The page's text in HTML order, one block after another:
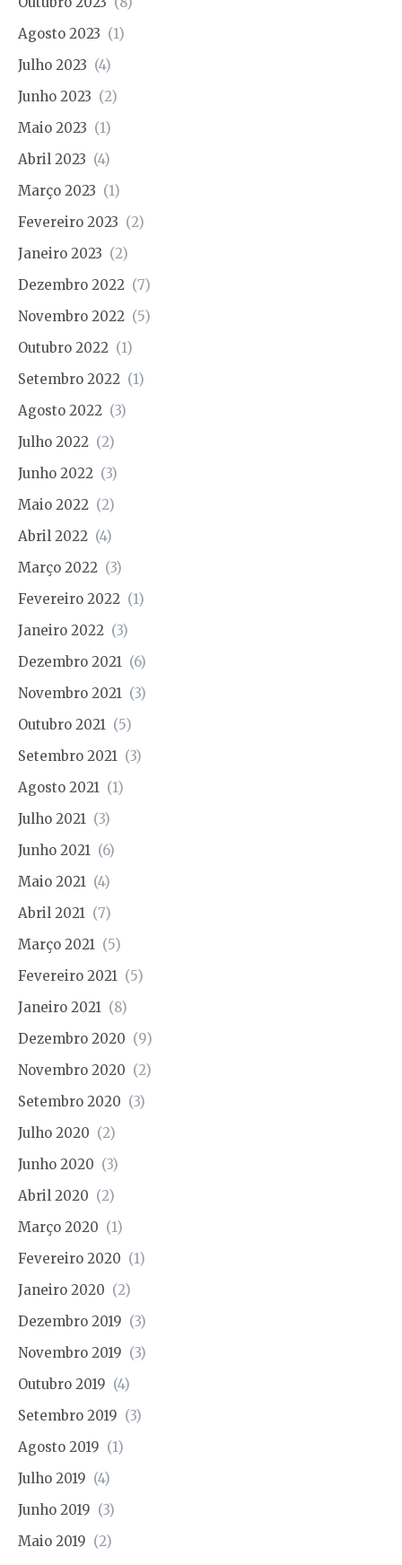
Agosto 2023 (1)
Julho 2023 (4)
Junho 2023 (2)
Maio 2023 (1)
Abril 2023 (4)
Março 2023 (1)
Fevereiro 2023 (2)
Janeiro 2023 (2)
Dezembro 2022 (7)
Novembro 2022 (5)
Outubro 2022 (1)
Setembro 2022 (1)
Agosto 2022 (3)
Julho 2022 (2)
Junho 2022 (3)
Maio 2022 (2)
Abril 2022 (4)
Março 2022 (3)
Fevereiro 2022 (1)
Janeiro 2022 (3)
Dezembro 2021 (6)
Novembro 2021 (3)
Outubro 2021 (5)
Setembro 2021 (3)
Agosto 2021 (1)
Julho 2021 (3)
Junho 2021 (6)
Maio 2021 (4)
Abril 2021 (7)
Março 2021 (5)
Fevereiro 2021 (5)
Janeiro 2021 (8)
Dezembro 2020 (9)
Novembro 2020 (2)
Setembro 2020 (3)
Julho 2020 (2)
Junho 2020 (3)
Abril 2020 (2)
Março 2020 (1)
Fevereiro 2020 (1)
Janeiro 2020 (2)
Dezembro 2019 (3)
Novembro 2019 (3)
Outubro 2019 (4)
Setembro 2019 (3)
Agosto 2019 (1)
Julho 2019 (4)
Junho 2019 (3)
Maio 2019 (2)